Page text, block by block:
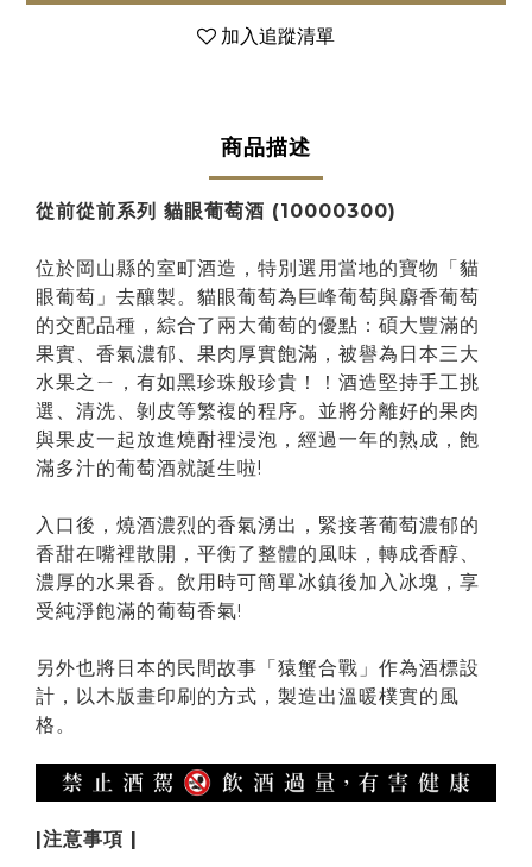
加入追蹤清單
商品描述
從前從前系列 貓眼葡萄酒 (10000300)
位於岡山縣的室町酒造，特別選用當地的寶物「貓
眼葡萄」去釀製。貓眼葡萄為巨峰葡萄與麝香葡萄
的交配品種，綜合了兩大葡萄的優點：碩大豐滿的
果實、香氣濃郁、果肉厚實飽滿，被譽為日本三大
水果之ㄧ，有如黑珍珠般珍貴！！酒造堅持手工挑
選、清洗、剝皮等繁複的程序。並將分離好的果肉
與果皮一起放進燒酎裡浸泡，經過一年的熟成，飽
滿多汁的葡萄酒就誕生啦!
入口後，燒酒濃烈的香氣湧出，緊接著葡萄濃郁的
香甜在嘴裡散開，平衡了整體的風味，轉成香醇、
濃厚的水果香。飲用時可簡單冰鎮後加入冰塊，享
受純淨飽滿的葡萄香氣!
另外也將日本的民間故事「猿蟹合戰」作為酒標設
計，以木版畫印刷的方式，製造出溫暖樸實的風
格。
|注意事項 |